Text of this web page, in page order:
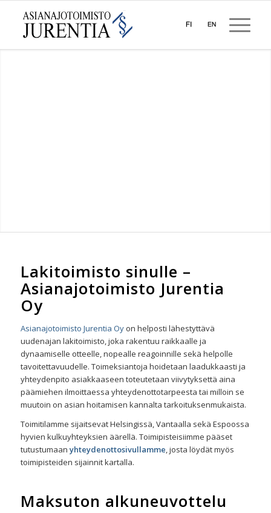
Lakitoimisto sinulle –
Asianajotoimisto Jurentia
Oy
Asianajotoimisto Jurentia Oyon helposti lähestyttävä
uudenajan lakitoimisto, joka rakentuu raikkaalle ja
dynaamiselle otteelle, nopealle reagoinnille sekä helpolle
tavoitettavuudelle. Toimeksiantoja hoidetaan laadukkaasti ja
yhteydenpito asiakkaaseen toteutetaan viivytyksettä aina
päämiehen ilmoittaessa yhteydenottotarpeesta tai milloin se
muutoin on asian hoitamisen kannalta tarkoituksenmukaista.
Toimitilamme sijaitsevat Helsingissä, Vantaalla sekä Espoossa
hyvien kulkuyhteyksien äärellä. Toimipisteisiimme pääset
tutustumaan yhteydenottosivullamme, josta löydät myös
toimipisteiden sijainnit kartalla.
Maksuton alkuneuvottelu